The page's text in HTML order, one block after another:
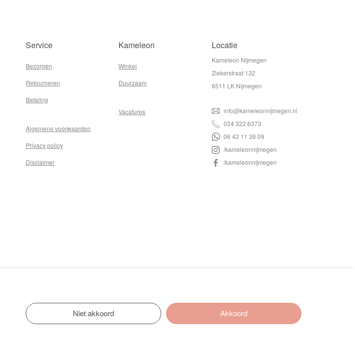
Service
Bezorgen
Retourneren
Betaling
Algemene voorwaarden
Privacy policy
Disclaimer
Kameleon
Winkel
Duurzaam
Vacatures
Locatie
Kameleon Nijmegen
Ziekerstraat 132
6511 LK Nijmegen
info@kameleonnijmegen.nl
024 322 6373
06 42 11 39 09
/kameleonnijmegen
/kameleonnijmegen